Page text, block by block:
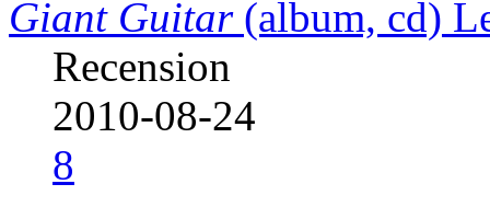
Giant Guitar(album, cd)
Recension
2010-08-24
8